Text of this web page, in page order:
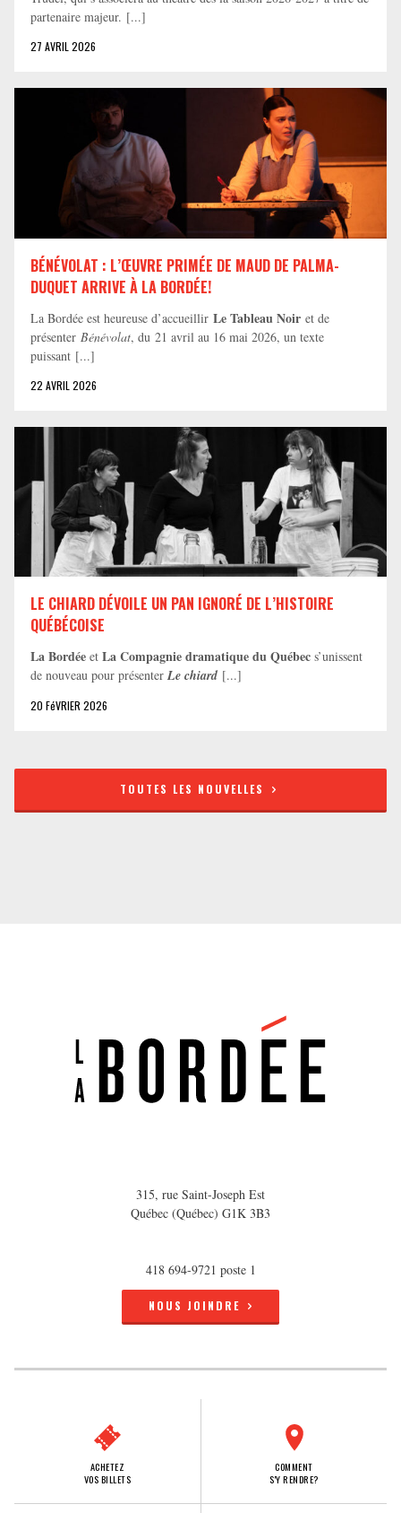
partenaire majeur. [...]
27 AVRIL 2026
BÉNÉVOLAT : L’ŒUVRE PRIMÉE DE MAUD DE PALMA-
DUQUET ARRIVE À LA BORDÉE!
La Bordée est heureuse d’accueillir Le Tableau Noir et de
présenter Bénévolat, du 21 avril au 16 mai 2026, un texte
puissant [...]
22 AVRIL 2026
LE CHIARD DÉVOILE UN PAN IGNORÉ DE L’HISTOIRE
QUÉBÉCOISE
La Bordée et La Compagnie dramatique du Québec s’unissent
de nouveau pour présenter Le chiard [...]
20 FéVRIER 2026
TOUTES LES NOUVELLES
315, rue Saint-Joseph Est
Québec (Québec) G1K 3B3
418 694-9721 poste 1
NOUS JOINDRE
ACHETEZ
VOS BILLETS
COMMENT
S'Y RENDRE?